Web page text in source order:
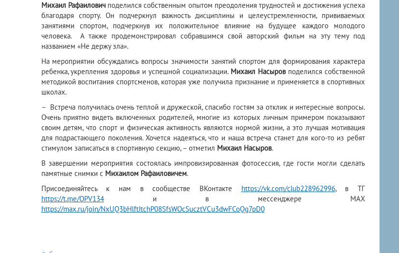
Михаил Рафаилович поделился собственным опытом преодоления трудностей и достижения успеха
благодаря спорту. Он подчеркнул важность дисциплины и целеустремленности, прививаемых
занятиями спортом, подчеркнув их положительное влияние на будущее каждого молодого
человека. А также продемонстрировал собравшимся свой авторский фильм на эту тему под
названием «Не держу зла».
На мероприятии обсуждались вопросы значимости занятий спортом для формирования характера
ребенка, укрепления здоровья и успешной социализации. Михаил Насыровподелился собственной
методикой воспитания спортсменов, которая уже получила признание и применяется в спортивных
школах.
– Встреча получилась очень теплой и дружеской, спасибо гостям за отклик и интересные вопросы.
Очень приятно видеть включенных родителей, многие из которых личным примером показывают
своим детям, что спорт и физическая активность являются нормой жизни, а это лучшая мотивация
для подрастающего поколения. Хочется надеяться, что и наша встреча станет для кого-то из ребят
стимулом записаться в спортивную секцию, – отметил Михаил Насыров.
В завершении мероприятия состоялась импровизированная фотосессия, где гости могли сделать
памятные снимки с Михаилом Рафаиловичем.
Присоединяйтесь к нам в сообществе ВКонтакте https://vk.com/club228962996, в ТГ
https://t.me/OPV134и в мессенджере МАХ
https://max.ru/join/NxUQ3bHlftItchP08SfsWOcSucztVCu3dwFCoQg7pD0